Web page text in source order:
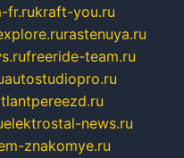
fr.rukraft-you.ru
rastenuya.ru
freeride-team.ru
autostudiopro.ru
elektrostal-news.ru
znakomye.ru